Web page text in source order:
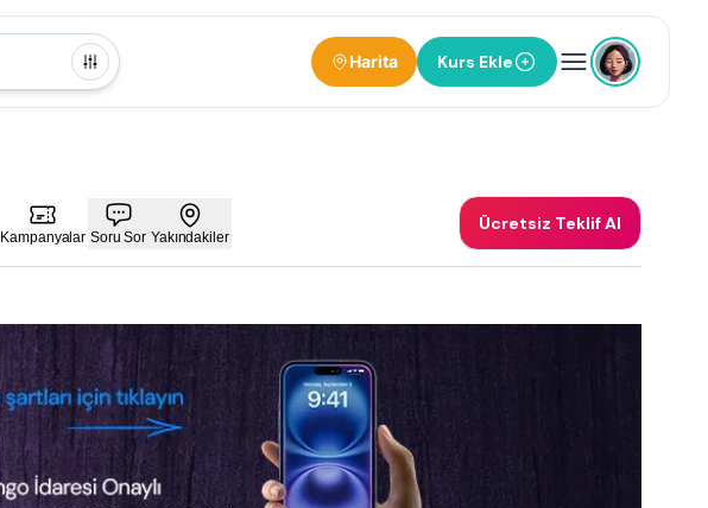
Harita Kurs Ekle
Kampanyalar Soru Sor Yakındakiler
Ücretsiz Teklif Al